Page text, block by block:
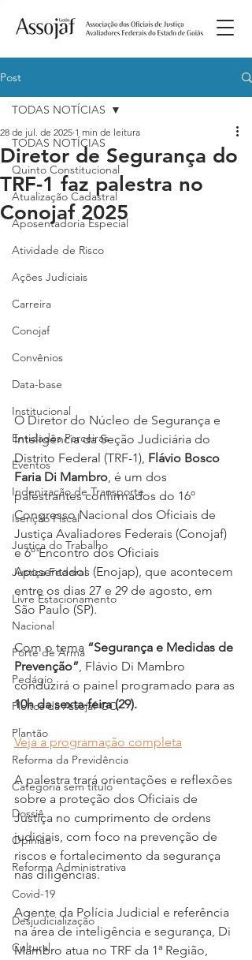
Post
TODAS NOTÍCIAS
Quinto Constitucional
Atualização Cadastral
Aposentadoria Especial
Atividade de Risco
Ações Judiciais
Carreira
Conojaf
Convênios
Data-base
Institucional
Entidades Parceiras
Eventos
Indenização de Transporte
Isenção Fiscal
Justiça do Trabalho
Justiça Federal
Livre Estacionamento
Nacional
Porte de Arma
Pedágio
Pleitos da Assojaf-GO
Plantão
Reforma da Previdência
Categoria sem título
Dossiê
Opinião
Reforma Administrativa
Covid-19
Desjudicialização
Cultural
TODAS NOTÍCIAS
Diretor de Segurança do
TRF-1 faz palestra no
Conojaf 2025
28 de jul. de 2025 1 min de leitura
O Diretor do Núcleo de Segurança e
Inteligência da Seção Judiciária do
Distrito Federal (TRF-1), Flávio Bosco
Faria Di Mambro, é um dos
palestrantes confirmados do 16º
Congresso Nacional dos Oficiais de
Justiça Avaliadores Federais (Conojaf)
e 6º Encontro dos Oficiais
Aposentados (Enojap), que acontecem
entre os dias 27 e 29 de agosto, em
São Paulo (SP).
Com o tema “Segurança e Medidas de
Prevenção”, Flávio Di Mambro
conduzirá o painel programado para as
10h da sexta-feira (29).
Veja a programação completa
A palestra trará orientações e reflexões
sobre a proteção dos Oficiais de
Justiça no cumprimento de ordens
judiciais, com foco na prevenção de
riscos e fortalecimento da segurança
nas diligências.
Agente da Polícia Judicial e referência
na área de inteligência e segurança, Di
Mambro atua no TRF da 1ª Região,